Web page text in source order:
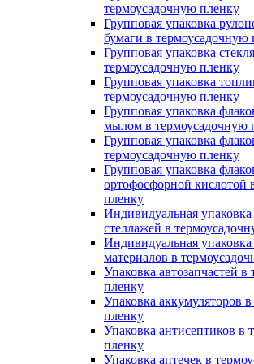
термоусадочную пленку
Групповая упаковка
бумаги в термоусадочную
Групповая упаковка
термоусадочную пленку
Групповая упаковка
термоусадочную пленку
Групповая упаковка
мылом в термоусадочную
Групповая упаковка
термоусадочную пленку
Групповая упаковка
ортофосфорной кислотой
пленку
Индивидуальная
стеллажей в
Индивидуальная
материалов в
Упаковка автозапчастей
пленку
Упаковка аккумуляторов
пленку
Упаковка антисептиков в
пленку
Упаковка аптечек в